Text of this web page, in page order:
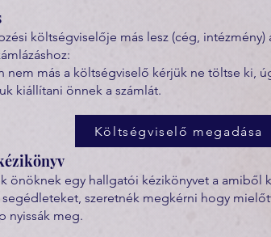
költségviselője más lesz (cég,
nem más a költségviselő kérjük ne töltse ki,
kiállítani önnek a számlát.
Költségviselő megadása
önöknek egy hallgatói kézikönyvet a amiből
segédleteket, szeretnék megkérni hogy
nyissák meg.